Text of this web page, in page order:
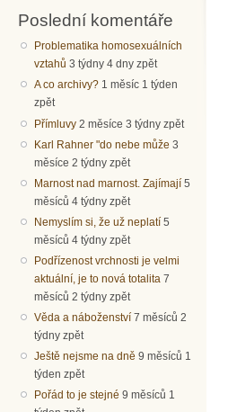
Poslední komentáře
Problematika homosexuálních
vztahů 3 týdny 4 dny zpět
A co archivy? 1 měsíc 1 týden
zpět
Přímluvy 2 měsíce 3 týdny zpět
Karl Rahner "do nebe může 3
měsíce 2 týdny zpět
Marnost nad marnost. Zajímají 5
měsíců 4 týdny zpět
Nemyslím si, že už neplatí 5
měsíců 4 týdny zpět
Podřízenost vrchnosti je velmi
aktuální, je to nová totalita 7
měsíců 2 týdny zpět
Věda a náboženství 7 měsíců 2
týdny zpět
Ještě nejsme na dně 9 měsíců 1
týden zpět
Pořád to je stejné 9 měsíců 1